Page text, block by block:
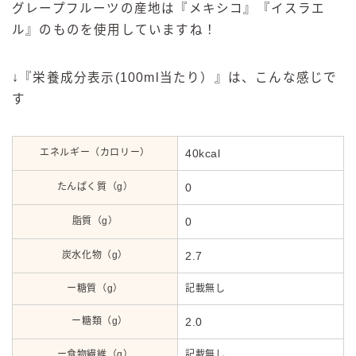
グレープフルーツの産地は『メキシコ』『イスラエ
ル』のものを使用していますね！
↓『栄養成分表示(100ml当たり）』は、こんな感じで
す
エネルギー（カロリー） 40kcal
たんぱく質（g） 0
脂質（g） 0
炭水化物（g） 2.7
ー糖質（g） 記載無し
ー糖類（g） 2.0